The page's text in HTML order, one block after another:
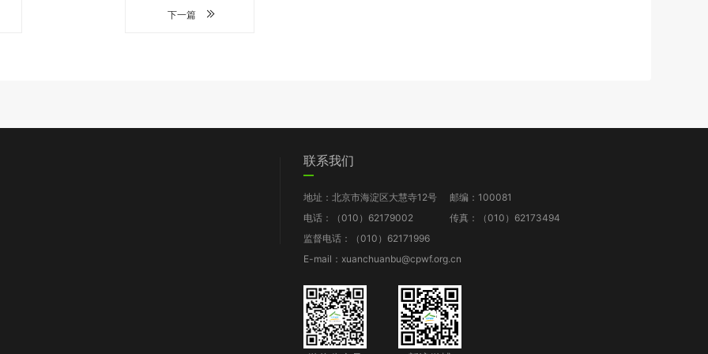
下一篇
联系我们
地址：北京市海淀区大慧寺12号
邮编：100081
电话：（010）62179002
传真：（010）62173494
监督电话：（010）62171996
E-mail：xuanchuanbu@cpwf.org.cn